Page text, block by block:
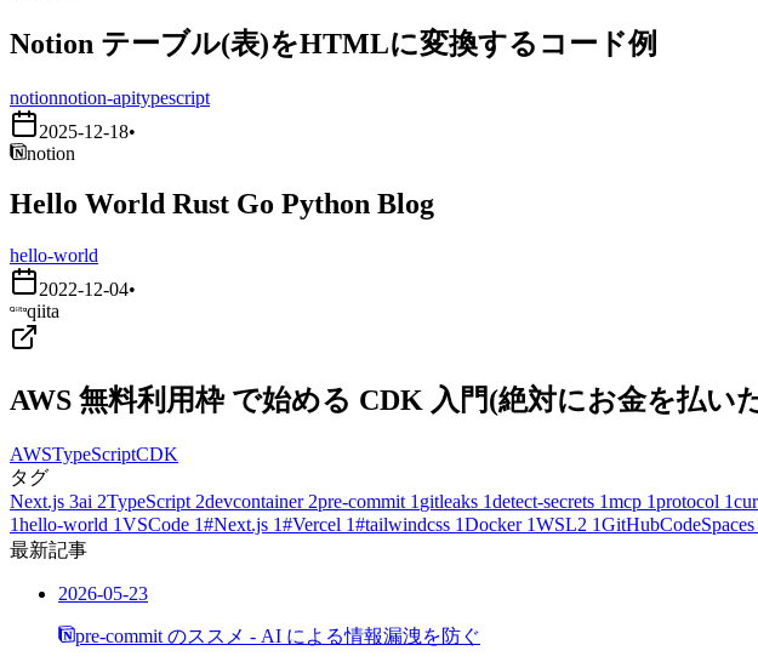
Notion テーブル(表)をHTMLに変換するコード例
notionnotion-apitypescript
2025-12-18•
notion
Hello World Rust Go Python Blog
hello-world
2022-12-04•
qiita
AWS 無料利用枠 で始める CDK 入門(絶対にお金を払い
AWSTypeScriptCDK
タグ
Next.js 3ai 2TypeScript 2devcontainer 2pre-commit 1 gitleaks 1detect-secrets 1mcp 1protocol 1
1hello-world 1VSCode 1#Next.js 1#Vercel 1#tailwindcss 1Docker 1WSL2 1GitHubCodeSpaces
最新記事
2026-05-23
pre-commit のススメ - AI による情報漏洩を防ぐ